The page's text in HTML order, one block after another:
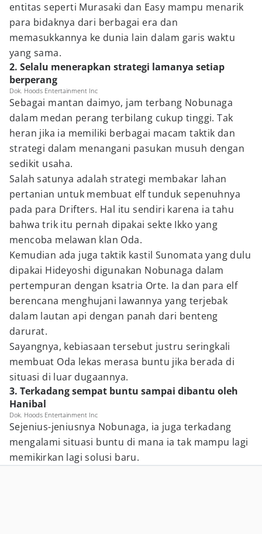
entitas seperti Murasaki dan Easy mampu menarik
para bidaknya dari berbagai era dan
memasukkannya ke dunia lain dalam garis waktu
yang sama.
2. Selalu menerapkan strategi lamanya setiap
berperang
Dok. Hoods Entertainment Inc
Sebagai mantan daimyo, jam terbang Nobunaga
dalam medan perang terbilang cukup tinggi. Tak
heran jika ia memiliki berbagai macam taktik dan
strategi dalam menangani pasukan musuh dengan
sedikit usaha.
Salah satunya adalah strategi membakar lahan
pertanian untuk membuat elf tunduk sepenuhnya
pada para Drifters. Hal itu sendiri karena ia tahu
bahwa trik itu pernah dipakai sekte Ikko yang
mencoba melawan klan Oda.
Kemudian ada juga taktik kastil Sunomata yang dulu
dipakai Hideyoshi digunakan Nobunaga dalam
pertempuran dengan ksatria Orte. Ia dan para elf
berencana menghujani lawannya yang terjebak
dalam lautan api dengan panah dari benteng
darurat.
Sayangnya, kebiasaan tersebut justru seringkali
membuat Oda lekas merasa buntu jika berada di
situasi di luar dugaannya.
3. Terkadang sempat buntu sampai dibantu oleh
Hanibal
Dok. Hoods Entertainment Inc
Sejenius-jeniusnya Nobunaga, ia juga terkadang
mengalami situasi buntu di mana ia tak mampu lagi
memikirkan lagi solusi baru.